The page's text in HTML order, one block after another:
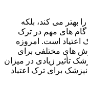
بهتر می کند، بلکه
گام های مهم در ترک
اعتیاد است. امروزه
های مختلفی برای
تأثیر زیادی در میزان
برای ترک اعتیاد